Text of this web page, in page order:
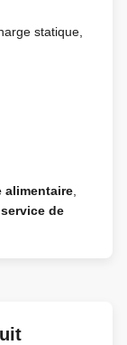
statique,
alimentaire
de